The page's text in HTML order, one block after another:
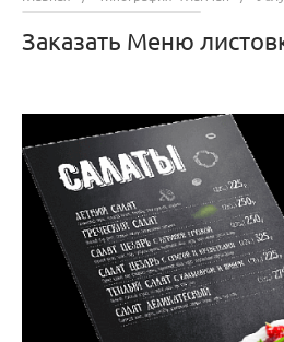
Заказать Меню